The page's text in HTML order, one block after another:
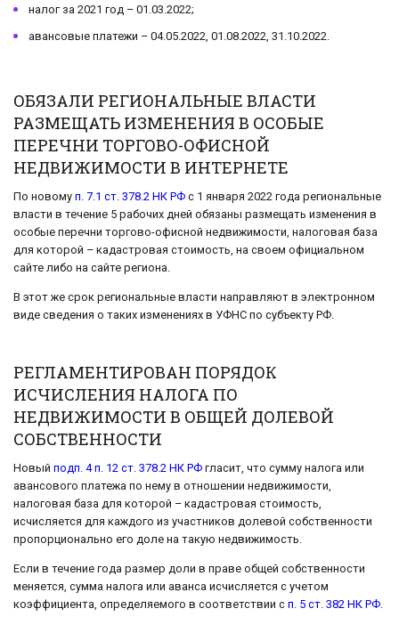
налог за 2021 год – 01.03.2022;
авансовые платежи – 04.05.2022, 01.08.2022, 31.10.2022.
ОБЯЗАЛИ РЕГИОНАЛЬНЫЕ ВЛАСТИ
РАЗМЕЩАТЬ ИЗМЕНЕНИЯ В ОСОБЫЕ
ПЕРЕЧНИ ТОРГОВО-ОФИСНОЙ
НЕДВИЖИМОСТИ В ИНТЕРНЕТЕ
По новому п. 7.1 ст. 378.2 НК РФ с 1 января 2022 года региональные
власти в течение 5 рабочих дней обязаны размещать изменения в
особые перечни торгово-офисной недвижимости, налоговая база
для которой – кадастровая стоимость, на своем официальном
сайте либо на сайте региона.
В этот же срок региональные власти направляют в электронном
виде сведения о таких изменениях в УФНС по субъекту РФ.
РЕГЛАМЕНТИРОВАН ПОРЯДОК
ИСЧИСЛЕНИЯ НАЛОГА ПО
НЕДВИЖИМОСТИ В ОБЩЕЙ ДОЛЕВОЙ
СОБСТВЕННОСТИ
Новый подп. 4 п. 12 ст. 378.2 НК РФ гласит, что сумму налога или
авансового платежа по нему в отношении недвижимости,
налоговая база для которой – кадастровая стоимость,
исчисляется для каждого из участников долевой собственности
пропорционально его доле на такую недвижимость.
Если в течение года размер доли в праве общей собственности
меняется, сумма налога или аванса исчисляется с учетом
коэффициента, определяемого в соответствии с п. 5 ст. 382 НК РФ.